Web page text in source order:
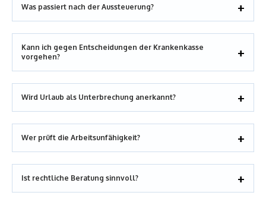
Was passiert nach der Aussteuerung?
Kann ich gegen Entscheidungen der Krankenkasse
vorgehen?
Wird Urlaub als Unterbrechung anerkannt?
Wer prüft die Arbeitsunfähigkeit?
Ist rechtliche Beratung sinnvoll?